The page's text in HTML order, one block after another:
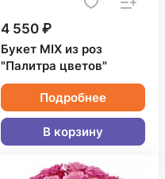
4 550 ₽
Букет MIX из роз
"Палитра цветов"
Подробнее
В корзину